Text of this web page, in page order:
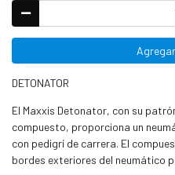
DETONATOR
El Maxxis Detonator, con su
compuesto, proporciona un
con pedigrí de carrera. El
bordes exteriores del neumático